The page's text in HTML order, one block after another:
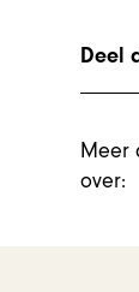
Deel
Meer
over: